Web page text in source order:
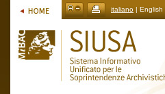
italiano | English